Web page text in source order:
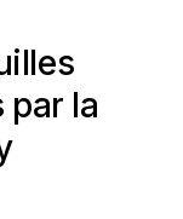
par la